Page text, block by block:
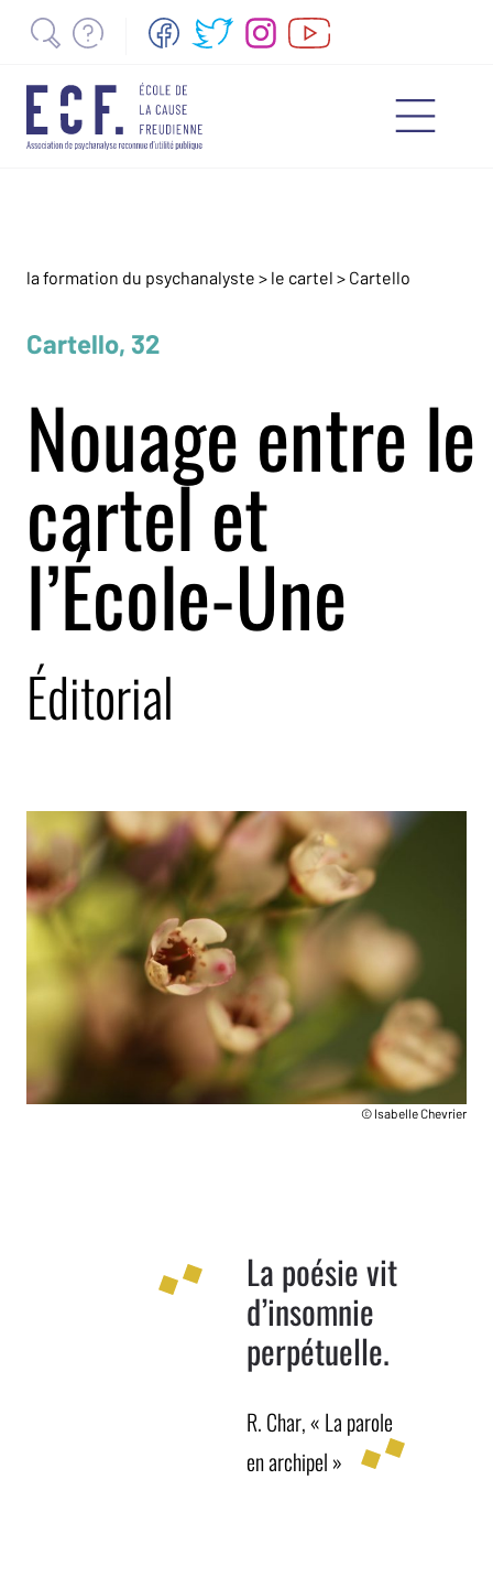
la formation du psychanalyste > le cartel > Cartello
Cartello, 32
Nouage entre le
cartel et
l’École-Une
Éditorial
© Isabelle Chevrier
La poésie vit
d’insomnie
perpétuelle.
R. Char, « La parole
en archipel »